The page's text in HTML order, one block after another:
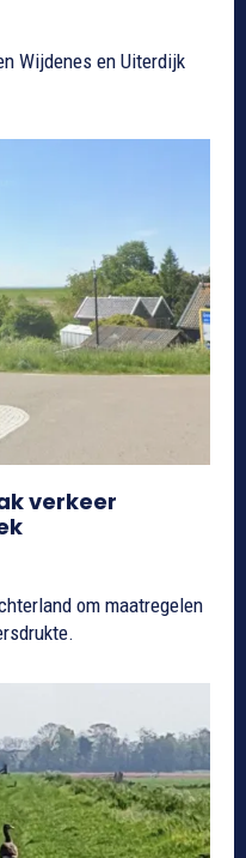
Wijdenes en Uiterdijk
verkeer
om maatregelen